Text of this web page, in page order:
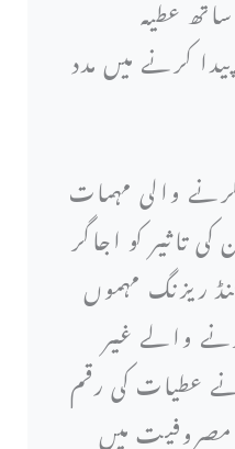
کرنے میں مدد
والی مہمات
تاثیر کو اجاگر
ریزنگ مہموں
والے غیر
عطیات کی رقم
مصروفیت میں